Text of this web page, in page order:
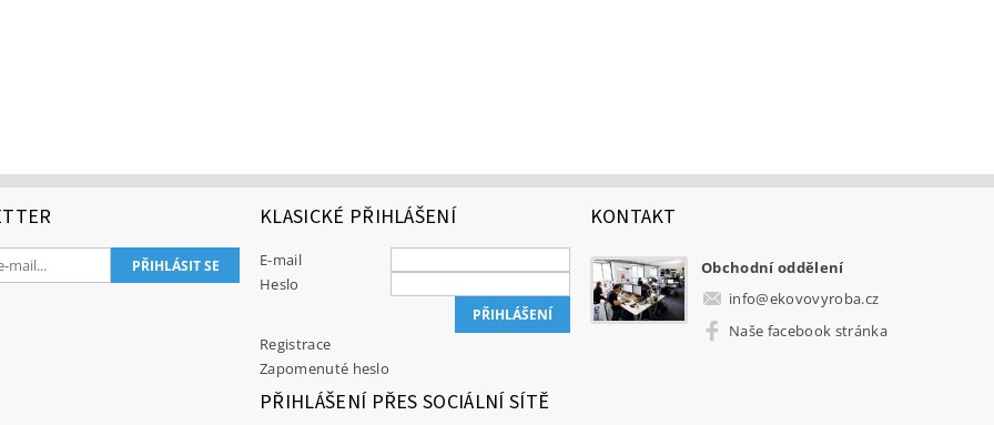
KLASICKÉ PŘIHLÁŠENÍ
E-mail
Heslo
Registrace
Zapomenuté heslo
PŘIHLÁŠENÍ PŘES SOCIÁLNÍ SÍTĚ
KONTAKT
Obchodní oddělení
info@ekovovyroba.cz
Naše facebook stránka